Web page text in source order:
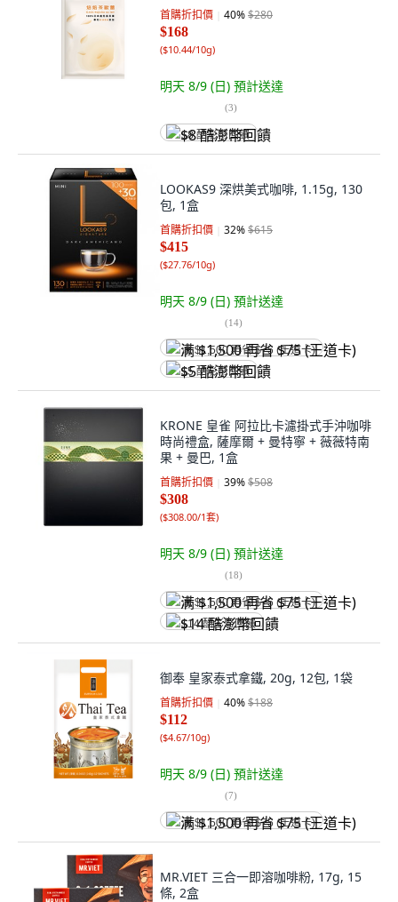
首購折扣價 40%$280
$168
($10.44/10g)
明天 8/9 (日) 預計送達
(3)
$8 酷澎幣回饋
LOOKAS9 深烘美式咖啡, 1.15g, 130
包, 1盒
首購折扣價 32%$615
$415
($27.76/10g)
明天 8/9 (日) 預計送達
(14)
满 $1,500 再省 $75 (王道卡)
$5 酷澎幣回饋
KRONE 皇雀 阿拉比卡濾掛式手沖咖啡
時尚禮盒, 薩摩爾 + 曼特寧 + 薇薇特南
果 + 曼巴, 1盒
首購折扣價 39%$508
$308
($308.00/1套)
明天 8/9 (日) 預計送達
(18)
满 $1,500 再省 $75 (王道卡)
$14 酷澎幣回饋
御奉 皇家泰式拿鐵, 20g, 12包, 1袋
首購折扣價 40%$188
$112
($4.67/10g)
明天 8/9 (日) 預計送達
(7)
满 $1,500 再省 $75 (王道卡)
MR.VIET 三合一即溶咖啡粉, 17g, 15
條, 2盒